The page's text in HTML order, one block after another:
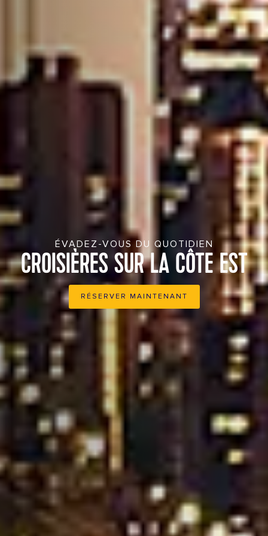
ÉVADEZ-VOUS DU QUOTIDIEN
CROISIÈRES SUR LA CÔTE EST
RÉSERVER MAINTENANT